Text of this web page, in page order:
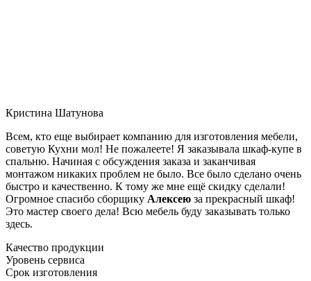
Кристина Шатунова
Всем, кто еще выбирает компанию для изготовления мебели,
советую Кухни мол! Не пожалеете! Я заказывала шкаф-купе в
спальню. Начиная с обсуждения заказа и заканчивая
монтажом никаких проблем не было. Все было сделано очень
быстро и качественно. К тому же мне ещё скидку сделали!
Огромное спасибо сборщику Алексею за прекрасный шкаф!
Это мастер своего дела! Всю мебель буду заказывать только
здесь.
Качество продукции
Уровень сервиса
Срок изготовления